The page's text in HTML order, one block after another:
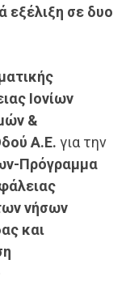
εξέλιξη σε δυο
Ιονίων
&
Α.Ε. για την
Πρόγραμμα
νήσων
και